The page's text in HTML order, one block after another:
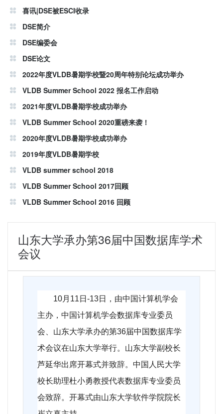
喜讯|DSE被ESCI收录
DSE简介
DSE编委会
DSE论文
2022年度VLDB暑期学校暨20周年特别论坛成功举办
VLDB Summer School 2022 报名工作启动
2021年度VLDB暑期学校成功举办
VLDB Summer School 2020重磅来袭！
2020年度VLDB暑期学校成功举办
2019年度VLDB暑期学校
VLDB summer school 2018
VLDB Summer School 2017回顾
VLDB Summer School 2016 回顾
山东大学承办第36届中国数据库学术
会议
10月11日-13日，由中国计算机学会
主办，中国计算机学会数据库专业委员
会、山东大学承办的第36届中国数据库学
术会议在山东大学举行。山东大学副校长
芦延华出席开幕式并致辞。中国人民大学
校长助理杜小勇教授代表数据库专业委员
会致辞。开幕式由山东大学软件学院院长